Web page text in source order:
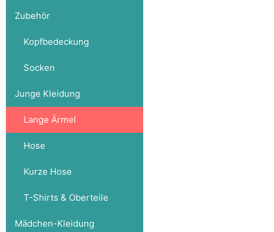
Zubehör
Kopfbedeckung
Socken
Junge Kleidung
Lange Ärmel
Hose
Kurze Hose
T-Shirts & Oberteile
Mädchen-Kleidung